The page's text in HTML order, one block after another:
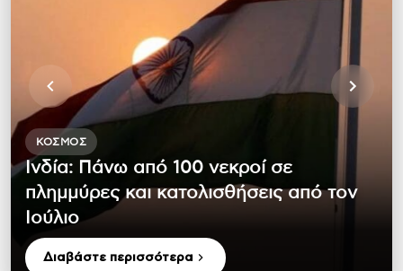
ΚΌΣΜΟΣ
Ινδία: Πάνω από 100 νεκροί σε
πλημμύρες και κατολισθήσεις από τον
Ιούλιο
Διαβάστε περισσότερα